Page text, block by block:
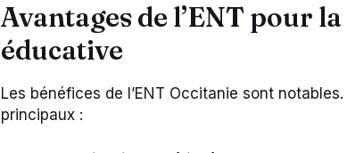
Avantages de l’ENT pour
éducative
Les bénéfices de l’ENT Occitanie sont
principaux :